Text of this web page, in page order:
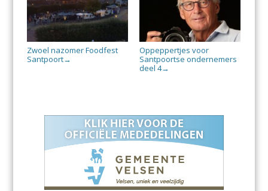
Zwoel nazomer Foodfest
Santpoort→
Oppeppertjes voor
Santpoortse ondernemers
deel 4→